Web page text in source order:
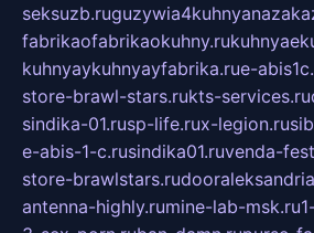
seksuzb.ru
fabrikaofabrikaokuhny.ru
kuhnyaykuhnyayfabrika.rue-
store-brawl-stars.rukts-services.ru
sindika-01.rusp-life.rux-legion.ru
e-abis-1-c.rusindika01.ruvenda-
store-brawlstars.ru
antenna-highly.rumine-lab-msk.ru